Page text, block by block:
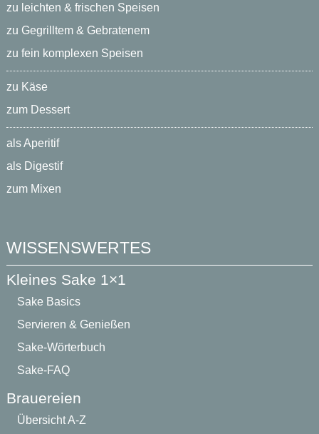
zu leichten & frischen Speisen
zu Gegrilltem & Gebratenem
zu fein komplexen Speisen
zu Käse
zum Dessert
als Aperitif
als Digestif
zum Mixen
WISSENSWERTES
Kleines Sake 1×1
Sake Basics
Servieren & Genießen
Sake-Wörterbuch
Sake-FAQ
Brauereien
Übersicht A-Z